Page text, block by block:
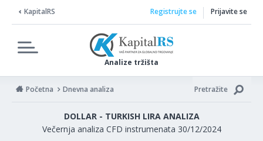
KapitalRS
Analize tržišta
Registrujte se Prijavite se
Početna Dnevna analiza Pretražite
DOLLAR - TURKISH LIRA ANALIZA
Večernja analiza CFD instrumenata 30/12/2024